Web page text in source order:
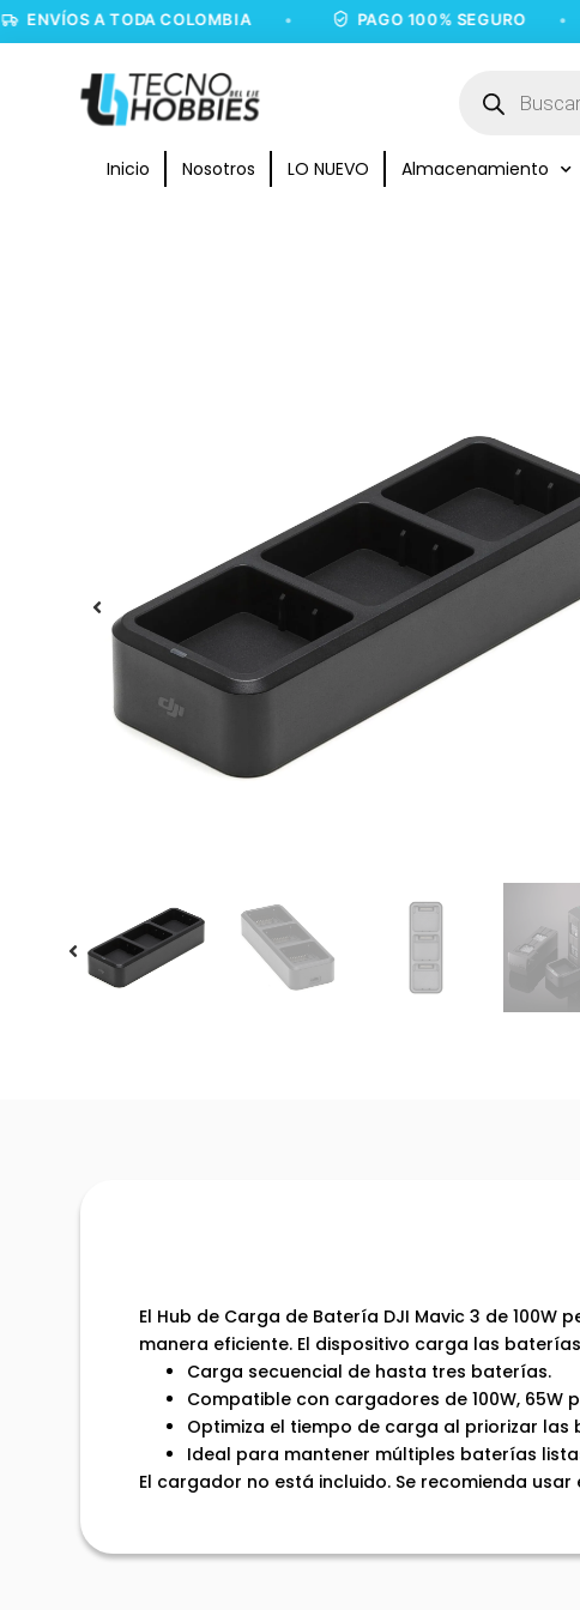
A TODA COLOMBIA • PAGO 100% SEGURO •
Inicio Nosotros LO NUEVO Almacenamiento
El Hub de Carga de Batería DJI Mavic 3 de
manera eficiente. El dispositivo carga las
Carga secuencial de hasta tres baterías.
Compatible con cargadores de 100W, 65W
Optimiza el tiempo de carga al priorizar
Ideal para mantener múltiples baterías
El cargador no está incluido. Se recomienda